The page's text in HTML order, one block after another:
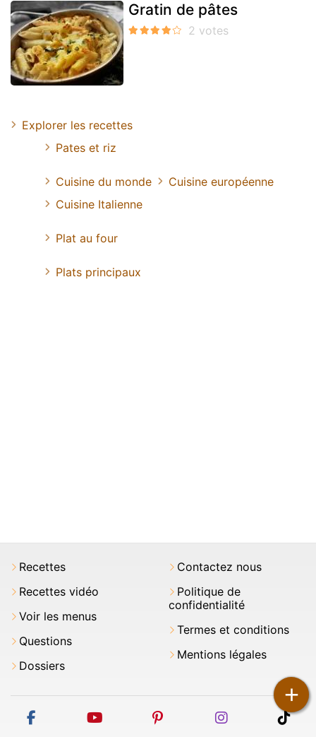
+
Gratin de pâtes
Explorer les recettes
Pates et riz
Cuisine du monde
Cuisine européenne
Cuisine Italienne
Plat au four
Plats principaux
Recettes
Recettes vidéo
Voir les menus
Questions
Dossiers
Contactez nous
Politique de
confidentialité
Termes et conditions
Mentions légales
facebook youtube pinterest instagram